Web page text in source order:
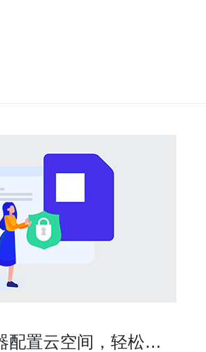
配置云空间，轻松搭